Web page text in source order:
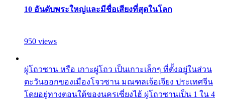
10 อันดับพระใหญ่และมีชื่อเสียงที่สุดในโลก
950 views
ผู่โถวซาน หรือ เกาะผู่โถว เป็นเกาะเล็กๆ ที่ตั้งอยู่ในส่วน
ตะวันออกของเมืองโจวซาน มณฑลเจ้อเจียง ประเทศจีน
โดยอยู่ทางตอนใต้ของนครเซี่ยงไฮ้ ผู่โถวซานเป็น 1 ใน 4